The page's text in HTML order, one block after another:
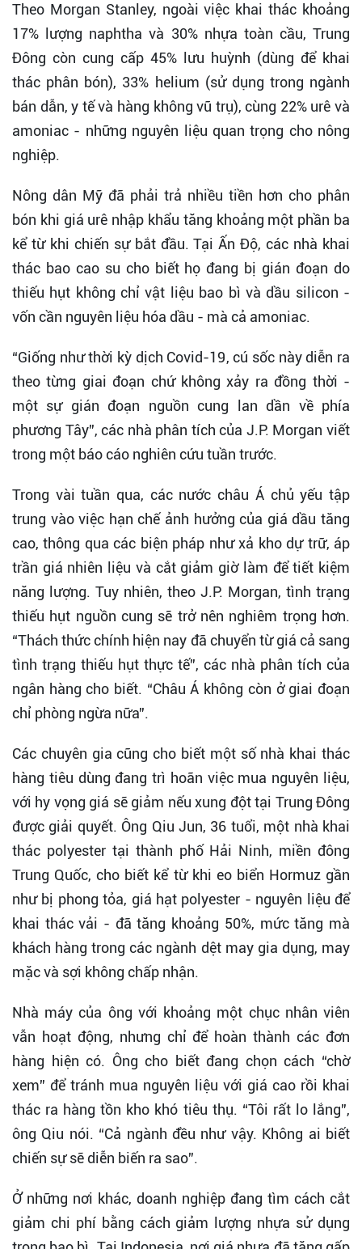
Theo Morgan Stanley, ngoài việc khai thác khoảng
17% lượng naphtha và 30% nhựa toàn cầu, Trung
Đông còn cung cấp 45% lưu huỳnh (dùng để khai
thác phân bón), 33% helium (sử dụng trong ngành
bán dẫn, y tế và hàng không vũ trụ), cùng 22% urê và
amoniac - những nguyên liệu quan trọng cho nông
nghiệp.
Nông dân Mỹ đã phải trả nhiều tiền hơn cho phân
bón khi giá urê nhập khẩu tăng khoảng một phần ba
kể từ khi chiến sự bắt đầu. Tại Ấn Độ, các nhà khai
thác bao cao su cho biết họ đang bị gián đoạn do
thiếu hụt không chỉ vật liệu bao bì và dầu silicon -
vốn cần nguyên liệu hóa dầu - mà cả amoniac.
“Giống như thời kỳ dịch Covid-19, cú sốc này diễn ra
theo từng giai đoạn chứ không xảy ra đồng thời -
một sự gián đoạn nguồn cung lan dần về phía
phương Tây”, các nhà phân tích của J.P. Morgan viết
trong một báo cáo nghiên cứu tuần trước.
Trong vài tuần qua, các nước châu Á chủ yếu tập
trung vào việc hạn chế ảnh hưởng của giá dầu tăng
cao, thông qua các biện pháp như xả kho dự trữ, áp
trần giá nhiên liệu và cắt giảm giờ làm để tiết kiệm
năng lượng. Tuy nhiên, theo J.P. Morgan, tình trạng
thiếu hụt nguồn cung sẽ trở nên nghiêm trọng hơn.
“Thách thức chính hiện nay đã chuyển từ giá cả sang
tình trạng thiếu hụt thực tế”, các nhà phân tích của
ngân hàng cho biết. “Châu Á không còn ở giai đoạn
chỉ phòng ngừa nữa”.
Các chuyên gia cũng cho biết một số nhà khai thác
hàng tiêu dùng đang trì hoãn việc mua nguyên liệu,
với hy vọng giá sẽ giảm nếu xung đột tại Trung Đông
được giải quyết. Ông Qiu Jun, 36 tuổi, một nhà khai
thác polyester tại thành phố Hải Ninh, miền đông
Trung Quốc, cho biết kể từ khi eo biển Hormuz gần
như bị phong tỏa, giá hạt polyester - nguyên liệu để
khai thác vải - đã tăng khoảng 50%, mức tăng mà
khách hàng trong các ngành dệt may gia dụng, may
mặc và sợi không chấp nhận.
Nhà máy của ông với khoảng một chục nhân viên
vẫn hoạt động, nhưng chỉ để hoàn thành các đơn
hàng hiện có. Ông cho biết đang chọn cách “chờ
xem” để tránh mua nguyên liệu với giá cao rồi khai
thác ra hàng tồn kho khó tiêu thụ. “Tôi rất lo lắng”,
ông Qiu nói. “Cả ngành đều như vậy. Không ai biết
chiến sự sẽ diễn biến ra sao”.
Ở những nơi khác, doanh nghiệp đang tìm cách cắt
giảm chi phí bằng cách giảm lượng nhựa sử dụng